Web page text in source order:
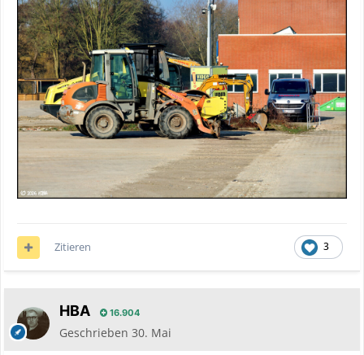
3
Zitieren
HBA 16.904
Geschrieben 30. Mai